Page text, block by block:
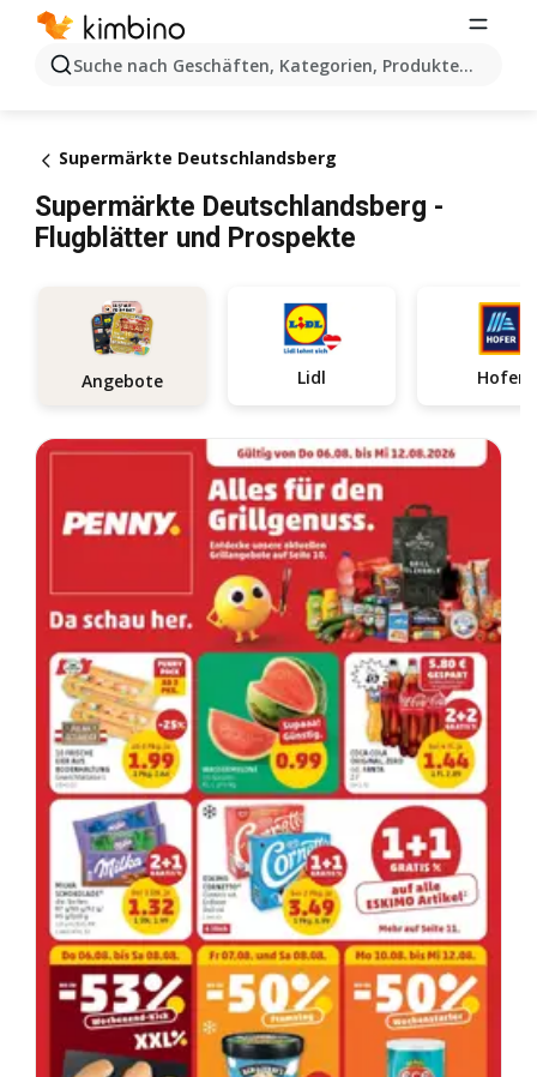
Suche nach Geschäften, Kategorien, Produkten...
Supermärkte Deutschlandsberg
Supermärkte Deutschlandsberg -
Flugblätter und Prospekte
Angebote Lidl Hofer